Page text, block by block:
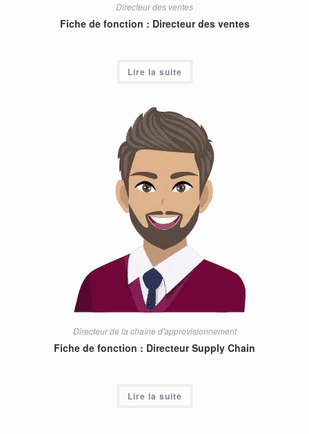
Directeur des ventes
Fiche de fonction : Directeur des ventes
Lire la suite
Directeur de la chaîne d'approvisionnement
Fiche de fonction : Directeur Supply Chain
Lire la suite